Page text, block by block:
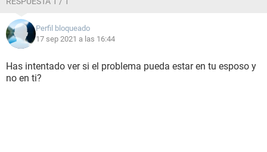
Perfil bloqueado
17 sep 2021 a las 16:44
Has intentado ver si el problema pueda estar en tu esposo y
no en ti?